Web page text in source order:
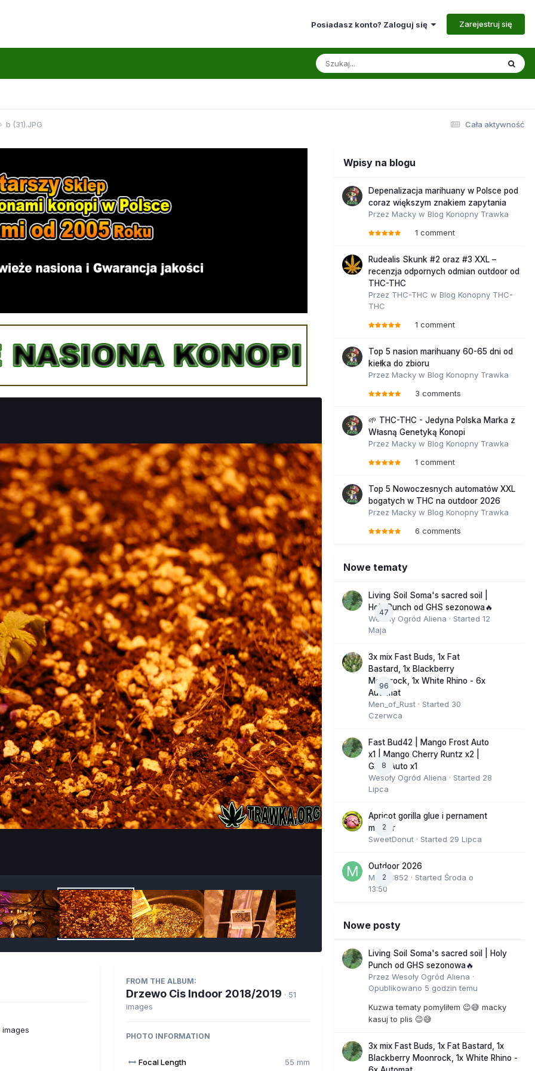
Posiadasz konto? Zaloguj się Zarejestruj się
Cała aktywność
b (31).JPG
FROM THE ALBUM:
Drzewo Cis Indoor 2018/2019 · 51
images
PHOTO INFORMATION
Focal Length 55 mm
Wpisy na blogu
Depenalizacja marihuany w Polsce pod
coraz większym znakiem zapytania
Przez Macky w Blog Konopny Trawka
1 comment
Rudealis Skunk #2 oraz #3 XXL –
recenzja odpornych odmian outdoor od
THC-THC
Przez THC-THC w Blog Konopny THC-
THC
1 comment
Top 5 nasion marihuany 60-65 dni od
kiełka do zbioru
Przez Macky w Blog Konopny Trawka
3 comments
🌱 THC-THC - Jedyna Polska Marka z
Własną Genetyką Konopi
Przez Macky w Blog Konopny Trawka
1 comment
Top 5 Nowoczesnych automatów XXL
bogatych w THC na outdoor 2026
Przez Macky w Blog Konopny Trawka
6 comments
Nowe tematy
47
Living Soil Soma's sacred soil |
Holy Punch od GHS sezonowa🔥
Wesoły Ogród Aliena · Started 12
Maja
96
3x mix Fast Buds, 1x Fat
Bastard, 1x Blackberry
Moonrock, 1x White Rhino - 6x
Automat
Men_of_Rust · Started 30
Czerwca
8
Fast Bud42 | Mango Frost Auto
x1 | Mango Cherry Runtz x2 |
GMO Auto x1
Wesoły Ogród Aliena · Started 28
Lipca
2
Apricot gorilla glue i pernament
marker
SweetDonut · Started 29 Lipca
2
Outdoor 2026
Marcel852 · Started Środa o
13:50
Nowe posty
Living Soil Soma's sacred soil | Holy
Punch od GHS sezonowa🔥
Przez Wesoły Ogród Aliena ·
Opublikowano 5 godzin temu
Kuzwa tematy pomyliłem 😉😅 macky
kasuj to plis 😉😅
3x mix Fast Buds, 1x Fat Bastard, 1x
Blackberry Moonrock, 1x White Rhino -